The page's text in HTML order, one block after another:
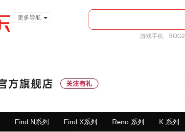
更多导航
游戏手机 ROG2
Find N系列 Find X系列 Reno 系列 K 系列